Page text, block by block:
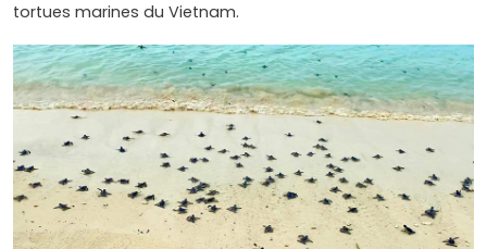
tortues marines du Vietnam.